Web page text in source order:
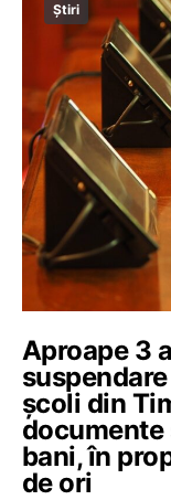
Știri
Aproape 3
şcoli din
documente
bani, în
de ori